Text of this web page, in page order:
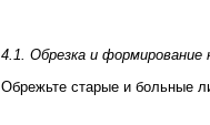
4.1. Обрезка и формирование
Обрежьте старые и больные